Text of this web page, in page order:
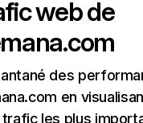
web de
des
en
les plus